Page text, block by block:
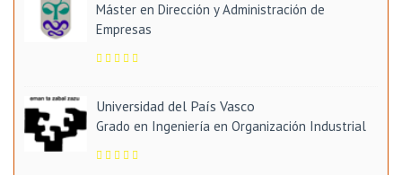
Máster en Dirección y Administración de
Empresas
Universidad del País Vasco
Grado en Ingeniería en Organización Industrial